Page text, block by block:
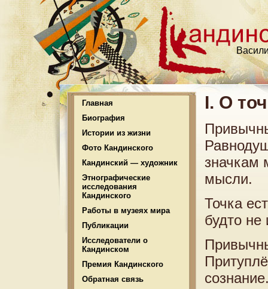
Главная
Биография
Истории из жизни
Фото Кандинского
Кандинский — художник
Этнографические
исследования
Кандинского
Работы в музеях мира
Публикации
Исследователи о
Кандинском
Премия Кандинского
Обратная связь
I. О
значкам
мысли.
Точка
будто не